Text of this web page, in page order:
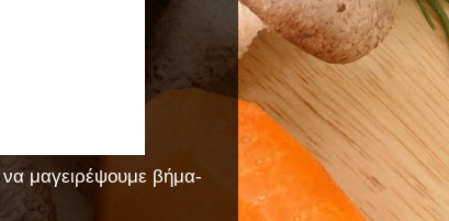
μαγειρέψουμε βήμα-